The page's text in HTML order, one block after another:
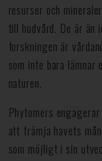
resurser och
till hudvård. De är än
forskningen är
som inte bara
naturen.
Phytomers
att främja havets
som möjligt i sin